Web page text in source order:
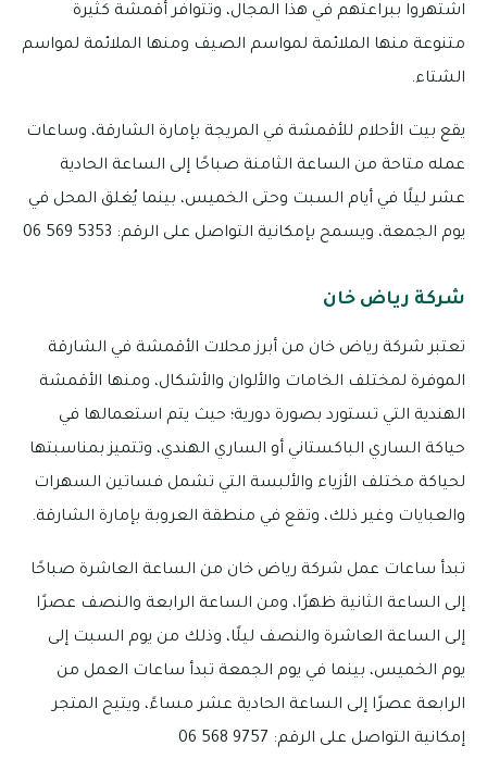
اشتهروا ببراعتهم في هذا المجال، وتتوافر أقمشة كثيرة
متنوعة منها الملائمة لمواسم الصيف ومنها الملائمة لمواسم
الشتاء.
يقع بيت الأحلام للأقمشة في المريجة بإمارة الشارقة، وساعات
عمله متاحة من الساعة الثامنة صباحًا إلى الساعة الحادية
عشر ليلًا في أيام السبت وحتى الخميس، بينما يُغلق المحل في
يوم الجمعة، ويسمح بإمكانية التواصل على الرقم: 5353 569 06
شركة رياض خان
تعتبر شركة رياض خان من أبرز محلات الأقمشة في الشارقة
الموفرة لمختلف الخامات والألوان والأشكال، ومنها الأقمشة
الهندية التي تستورد بصورة دورية؛ حيث يتم استعمالها في
حياكة الساري الباكستاني أو الساري الهندي، وتتميز بمناسبتها
لحياكة مختلف الأزياء والألبسة التي تشمل فساتين السهرات
والعبايات وغير ذلك، وتقع في منطقة العروبة بإمارة الشارقة.
تبدأ ساعات عمل شركة رياض خان من الساعة العاشرة صباحًا
إلى الساعة الثانية ظهرًا، ومن الساعة الرابعة والنصف عصرًا
إلى الساعة العاشرة والنصف ليلًا، وذلك من يوم السبت إلى
يوم الخميس، بينما في يوم الجمعة تبدأ ساعات العمل من
الرابعة عصرًا إلى الساعة الحادية عشر مساءً، ويتيح المتجر
إمكانية التواصل على الرقم: 9757 568 06